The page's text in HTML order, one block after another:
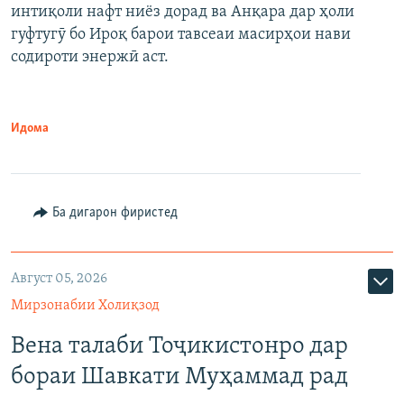
интиқоли нафт ниёз дорад ва Анқара дар ҳоли
гуфтугӯ бо Ироқ барои тавсеаи масирҳои нави
содироти энержӣ аст.
Идома
Ба дигарон фиристед
Август 05, 2026
Мирзонабии Холиқзод
Вена талаби Тоҷикистонро дар
бораи Шавкати Муҳаммад рад